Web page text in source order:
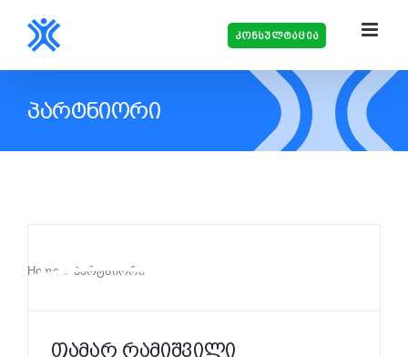
content
კონსულტაცია
ᲞᲐᲠᲢᲜᲘᲝᲠᲘ
Home » პარტნიორი
ᲗᲐᲛᲐᲠ ᲠᲐᲛᲘᲨᲕᲘᲚᲘ